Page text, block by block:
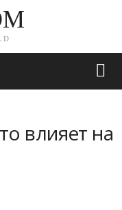
влияет на